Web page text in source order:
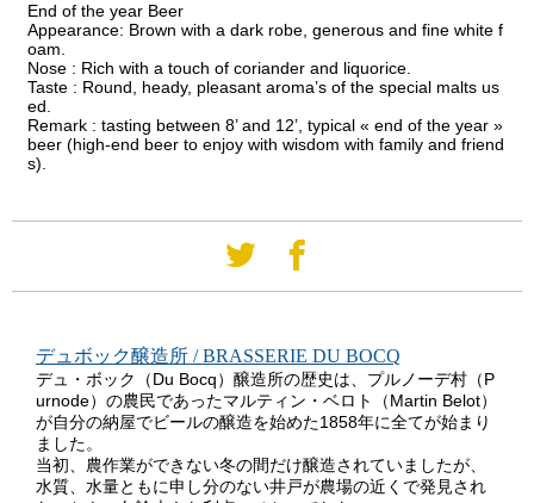
End of the year Beer
Appearance: Brown with a dark robe, generous and fine white f
oam.
Nose : Rich with a touch of coriander and liquorice.
Taste : Round, heady, pleasant aroma’s of the special malts us
ed.
Remark : tasting between 8’ and 12’, typical « end of the year »
beer (high-end beer to enjoy with wisdom with family and friend
s).
デュボック醸造所 / BRASSERIE DU BOCQ
デュ・ボック（Du Bocq）醸造所の歴史は、プルノーデ村（P
urnode）の農民であったマルティン・ベロト（Martin Belot）
が自分の納屋でビールの醸造を始めた1858年に全てが始まり
ました。
当初、農作業ができない冬の間だけ醸造されていましたが、
水質、水量ともに申し分のない井戸が農場の近くで発見され